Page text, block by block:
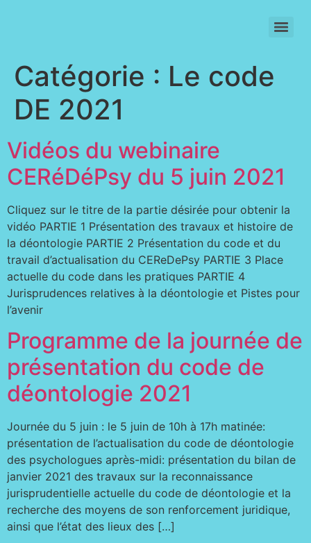
Catégorie : Le code
DE 2021
Vidéos du webinaire
CERéDéPsy du 5 juin 2021
Cliquez sur le titre de la partie désirée pour obtenir la
vidéo PARTIE 1 Présentation des travaux et histoire de
la déontologie PARTIE 2 Présentation du code et du
travail d’actualisation du CEReDePsy PARTIE 3 Place
actuelle du code dans les pratiques PARTIE 4
Jurisprudences relatives à la déontologie et Pistes pour
l’avenir
Programme de la journée de
présentation du code de
déontologie 2021
Journée du 5 juin : le 5 juin de 10h à 17h matinée:
présentation de l’actualisation du code de déontologie
des psychologues après-midi: présentation du bilan de
janvier 2021 des travaux sur la reconnaissance
jurisprudentielle actuelle du code de déontologie et la
recherche des moyens de son renforcement juridique,
ainsi que l’état des lieux des […]